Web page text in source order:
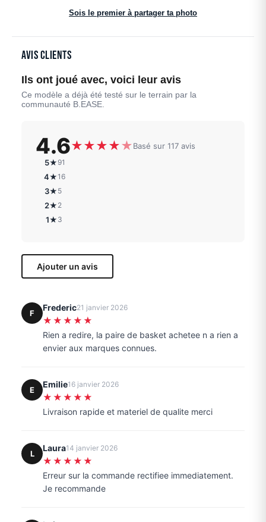
Sois le premier à partager ta photo
Avis clients
Ils ont joué avec, voici leur avis
Ce modèle a déjà été testé sur le terrain par la
communauté B.EASE.
4.6★★★★★Basé sur 117 avis
5★ 91
4★16
3★ 5
2★ 2
1★ 3
Ajouter un avis
F
Frederic21 janvier 2026
★★★★★
Rien a redire, la paire de basket achetee n a rien a
envier aux marques connues.
E
Emilie16 janvier 2026
★★★★★
Livraison rapide et materiel de qualite merci
L
Laura14 janvier 2026
★★★★★
Erreur sur la commande rectifiee immediatement.
Je recommande